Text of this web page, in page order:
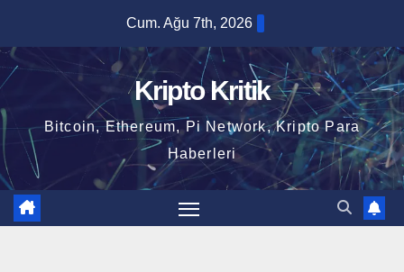
content
Cum. Ağu 7th, 2026
Kripto Kritik
Bitcoin, Ethereum, Pi Network, Kripto Para
Haberleri